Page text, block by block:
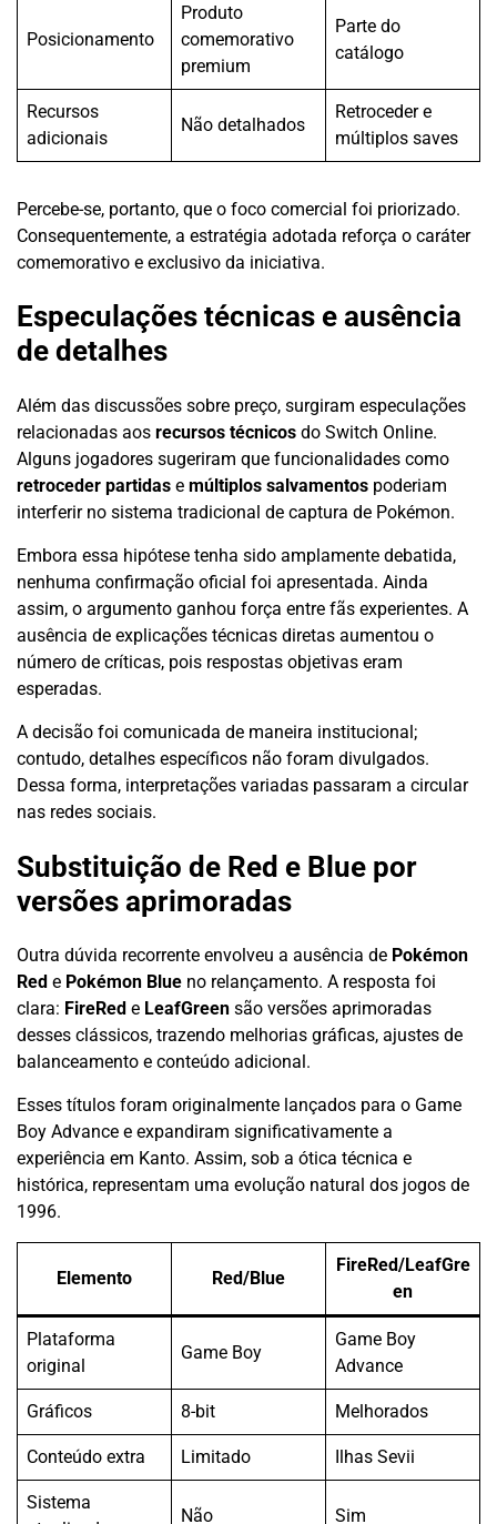
Posicionamento
Produto
comemorativo
premium
Parte do
catálogo
Recursos
adicionais
Não detalhados
Retroceder e
múltiplos saves
Percebe-se, portanto, que o foco comercial foi priorizado.
Consequentemente, a estratégia adotada reforça o caráter
comemorativo e exclusivo da iniciativa.
Especulações técnicas e ausência
de detalhes
Além das discussões sobre preço, surgiram especulações
relacionadas aos recursos técnicos do Switch Online.
Alguns jogadores sugeriram que funcionalidades como
retroceder partidas e múltiplos salvamentos poderiam
interferir no sistema tradicional de captura de Pokémon.
Embora essa hipótese tenha sido amplamente debatida,
nenhuma confirmação oficial foi apresentada. Ainda
assim, o argumento ganhou força entre fãs experientes. A
ausência de explicações técnicas diretas aumentou o
número de críticas, pois respostas objetivas eram
esperadas.
A decisão foi comunicada de maneira institucional;
contudo, detalhes específicos não foram divulgados.
Dessa forma, interpretações variadas passaram a circular
nas redes sociais.
Substituição de Red e Blue por
versões aprimoradas
Outra dúvida recorrente envolveu a ausência de Pokémon
Red e Pokémon Blue no relançamento. A resposta foi
clara: FireRed e LeafGreen são versões aprimoradas
desses clássicos, trazendo melhorias gráficas, ajustes de
balanceamento e conteúdo adicional.
Esses títulos foram originalmente lançados para o Game
Boy Advance e expandiram significativamente a
experiência em Kanto. Assim, sob a ótica técnica e
histórica, representam uma evolução natural dos jogos de
1996.
Elemento Red/Blue
FireRed/LeafGre
en
Plataforma
original
Game Boy
Game Boy
Advance
Gráficos 8-bit Melhorados
Conteúdo extra Limitado Ilhas Sevii
Sistema
Não Sim